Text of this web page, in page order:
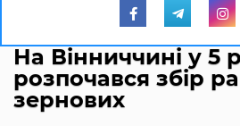
На Вінниччині у 5
розпочався збір
зернових